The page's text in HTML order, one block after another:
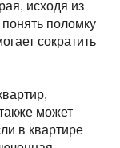
исходя из
поломку
сократить
может
в квартире